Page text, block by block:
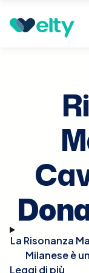
Prenota visita
La Risonanza
Milanese è
potenti campi
Leggi di più